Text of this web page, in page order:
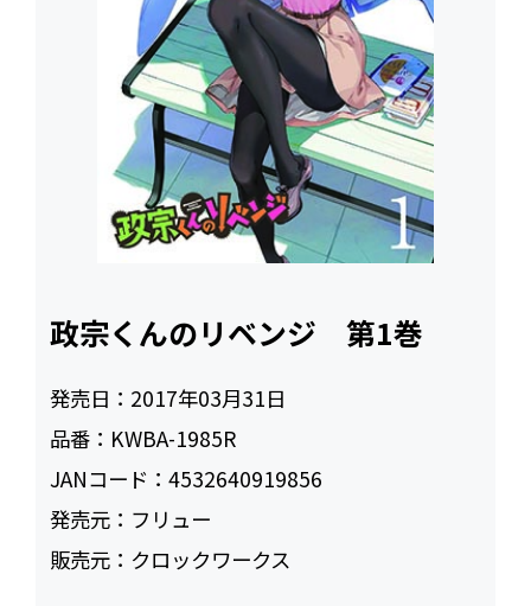
政宗くんのリベンジ 第1巻
発売日： 2017年03月31日
品番： KWBA-1985R
JANコード：4532640919856
発売元： フリュー
販売元： クロックワークス